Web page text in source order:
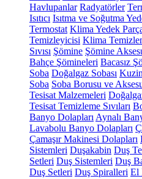
Havlupanlar Radyatörler
Isıtıcı Isıtma ve Soğutma
Termostat Klima Yedek
Temizleyicisi Klima
Sıvısı Şömine Şömine
Bahçe Şömineleri Bacasız
Soba Doğalgaz Sobası
Soba Soba Borusu ve
Tesisat Malzemeleri
Tesisat Temizleme Sıvıları
Banyo Dolapları Aynalı
Lavabolu Banyo Dolapları
Çamaşır Makinesi Dolapları
Sistemleri Duşakabin Duş
Setleri Duş Sistemleri Duş
Duş Setleri Duş Spiralleri El